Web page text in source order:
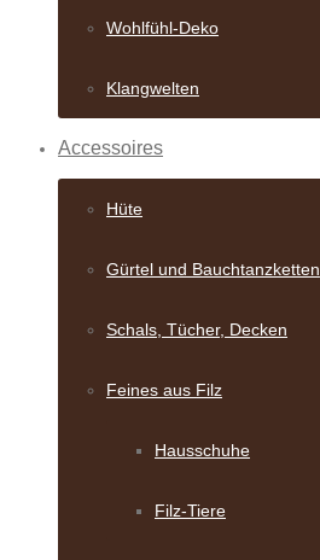
Wohlfühl-Deko
Klangwelten
Accessoires
Hüte
Gürtel und Bauch­tanzketten
Schals, Tücher, Decken
Feines aus Filz
Hausschuhe
Filz-Tiere